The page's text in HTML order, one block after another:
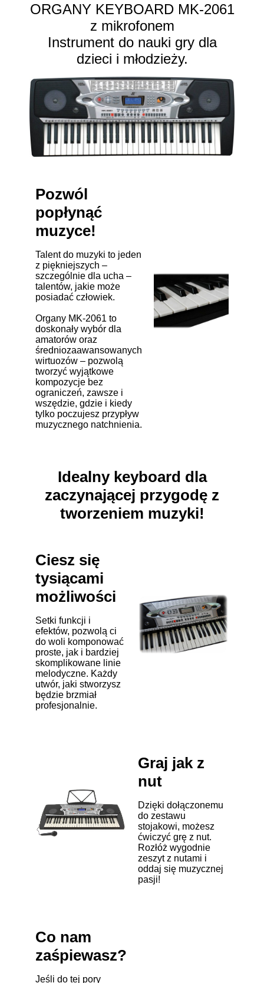
ORGANY KEYBOARD MK-2061
z mikrofonem
Instrument do nauki gry dla
dzieci i młodzieży.
Pozwól
popłynąć
muzyce!
Talent do muzyki to jeden
z piękniejszych –
szczególnie dla ucha –
talentów, jakie może
posiadać człowiek.
Organy MK-2061 to
doskonały wybór dla
amatorów oraz
średniozaawansowanych
wirtuozów – pozwolą
tworzyć wyjątkowe
kompozycje bez
ograniczeń, zawsze i
wszędzie, gdzie i kiedy
tylko poczujesz przypływ
muzycznego natchnienia.
Idealny keyboard dla
zaczynającej przygodę z
tworzeniem muzyki!
Ciesz się
tysiącami
możliwości
Setki funkcji i
efektów, pozwolą ci
do woli komponować
proste, jak i bardziej
skomplikowane linie
melodyczne. Każdy
utwór, jaki stworzysz
będzie brzmiał
profesjonalnie.
Graj jak z
nut
Dzięki dołączonemu
do zestawu
stojakowi, możesz
ćwiczyć grę z nut.
Rozłóż wygodnie
zeszyt z nutami i
oddaj się muzycznej
pasji!
Co nam
zaśpiewasz?
Jeśli do tej pory